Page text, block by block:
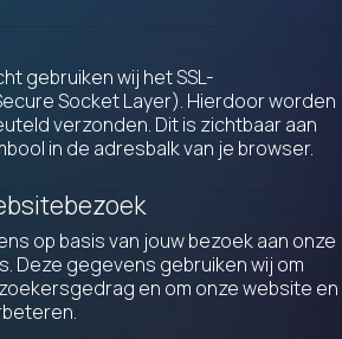
gebruiken wij het SSL-
Socket Layer). Hierdoor worden
verzonden. Dit is zichtbaar aan
in de adresbalk van je browser.
op basis van jouw bezoek aan onze
Deze gegevens gebruiken wij om
en om onze website en